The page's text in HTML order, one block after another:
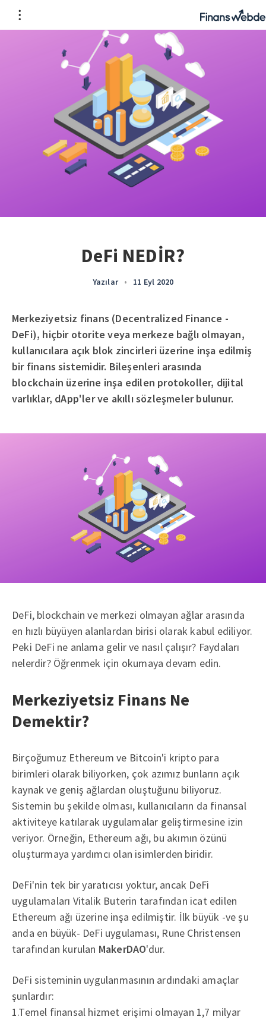
DeFi NEDİR?
Yazılar • 11 Eyl 2020
Merkeziyetsiz finans (Decentralized Finance -
DeFi), hiçbir otorite veya merkeze bağlı olmayan,
kullanıcılara açık blok zincirleri üzerine inşa edilmiş
bir finans sistemidir. Bileşenleri arasında
blockchain üzerine inşa edilen protokoller, dijital
varlıklar, dApp'ler ve akıllı sözleşmeler bulunur.
DeFi, blockchain ve merkezi olmayan ağlar arasında
en hızlı büyüyen alanlardan birisi olarak kabul ediliyor.
Peki DeFi ne anlama gelir ve nasıl çalışır? Faydaları
nelerdir? Öğrenmek için okumaya devam edin.
Merkeziyetsiz Finans Ne
Demektir?
Birçoğumuz Ethereum ve Bitcoin'i kripto para
birimleri olarak biliyorken, çok azımız bunların açık
kaynak ve geniş ağlardan oluştuğunu biliyoruz.
Sistemin bu şekilde olması, kullanıcıların da finansal
aktiviteye katılarak uygulamalar geliştirmesine izin
veriyor. Örneğin, Ethereum ağı, bu akımın özünü
oluşturmaya yardımcı olan isimlerden biridir.
DeFi'nin tek bir yaratıcısı yoktur, ancak DeFi
uygulamaları Vitalik Buterin tarafından icat edilen
Ethereum ağı üzerine inşa edilmiştir. İlk büyük -ve şu
anda en büyük- DeFi uygulaması, Rune Christensen
tarafından kurulan MakerDAO'dur.
DeFi sisteminin uygulanmasının ardındaki amaçlar
şunlardır:
1.Temel finansal hizmet erişimi olmayan 1,7 milyar